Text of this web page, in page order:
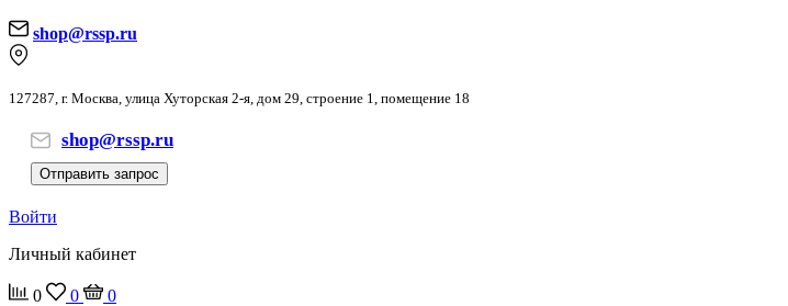
shop@rssp.ru
127287, г. Москва, улица Хуторская 2-я, дом 29, строение 1, помещение 18
shop@rssp.ru
Отправить запрос
Войти
Личный кабинет
0 0
0